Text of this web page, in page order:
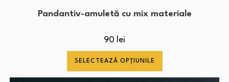
Pandantiv-amuletă cu mix materiale
90 lei
SELECTEAZĂ OPȚIUNILE